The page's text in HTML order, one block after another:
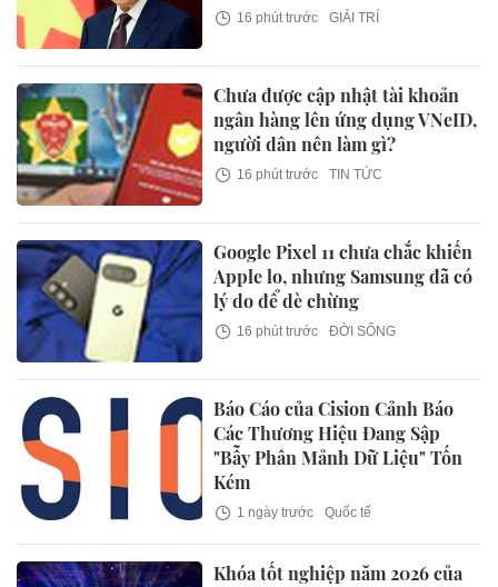
16 phút trước GIẢI TRÍ
Chưa được cập nhật tài khoản
ngân hàng lên ứng dụng VNeID,
người dân nên làm gì?
16 phút trước TIN TỨC
Google Pixel 11 chưa chắc khiến
Apple lo, nhưng Samsung đã có
lý do để dè chừng
16 phút trước ĐỜI SỐNG
Báo Cáo của Cision Cảnh Báo
Các Thương Hiệu Đang Sập
"Bẫy Phân Mảnh Dữ Liệu" Tốn
Kém
1 ngày trước Quốc tế
Khóa tốt nghiệp năm 2026 của